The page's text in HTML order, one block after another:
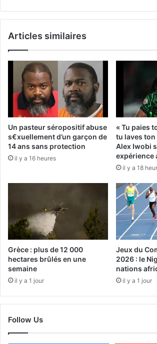
Articles similaires
Un pasteur séropositif abuse
s€xuellement d’un garçon de
14 ans sans protection
il y a 16 heures
« Tu paies
tu laves ton
Alex Iwobi
expérience
il y a 18
Grèce : plus de 12 000
hectares brûlés en une
semaine
il y a 1 jour
Jeux du
2026 : le
nations
il y a 1 jour
Follow Us